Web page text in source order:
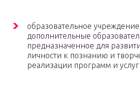
образовательное
дополнительные
предназначенное для
личности к познанию и
реализации программ и